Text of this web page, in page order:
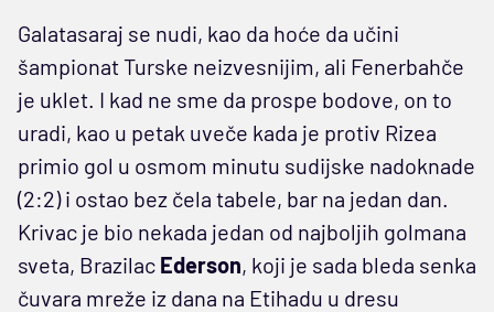
Galatasaraj se nudi, kao da hoće da učini
šampionat Turske neizvesnijim, ali Fenerbahče
je uklet. I kad ne sme da prospe bodove, on to
uradi, kao u petak uveče kada je protiv Rizea
primio gol u osmom minutu sudijske nadoknade
(2:2) i ostao bez čela tabele, bar na jedan dan.
Krivac je bio nekada jedan od najboljih golmana
sveta, Brazilac Ederson, koji je sada bleda senka
čuvara mreže iz dana na Etihadu u dresu